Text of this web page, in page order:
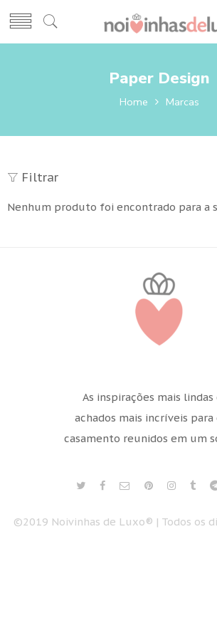
Paper Design
Home Marcas
Filtrar
Nenhum produto foi encontrado para a
As inspirações mais lindas
achados mais incríveis para
casamento reunidos em um
©2019 Noivinhas de Luxo® | Todos os